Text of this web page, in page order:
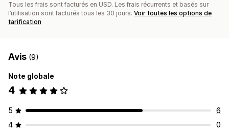
Tous les frais sont facturés en USD. Les frais récurrents et basés sur
l’utilisation sont facturés tous les 30 jours. Voir toutes les options de
tarification
Avis (9)
Note globale
4
5
6
4
0